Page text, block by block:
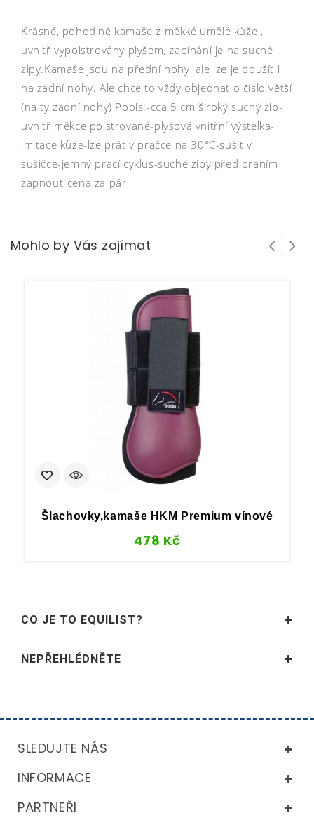
Krásné, pohodlné kamaše z měkké umělé kůže ,
uvnitř vypolstrovány plyšem, zapínání je na suché
zipy.Kamaše jsou na přední nohy, ale lze je použít i
na zadní nohy. Ale chce to vždy objednat o číslo větší
(na ty zadní nohy) Popis:-cca 5 cm široký suchý zip-
uvnitř měkce polstrované-plyšová vnitřní výstelka-
imitace kůže-lze prát v pračce na 30°C-sušit v
sušičce-jemný prací cyklus-suché zipy před praním
zapnout-cena za pár
Mohlo by Vás zajímat
Šlachovky,kamaše HKM Premium vínové
478 Kč
CO JE TO EQUILIST?
NEPŘEHLÉDNĚTE
SLEDUJTE NÁS
INFORMACE
PARTNEŘI